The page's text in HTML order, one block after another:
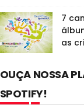
7
as
OUÇA NOSSA
SPOTIFY!